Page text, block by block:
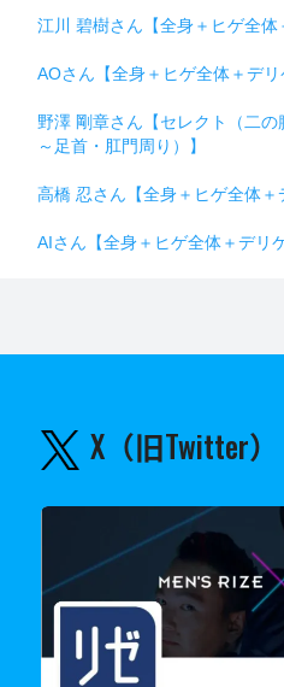
江川 碧樹さん【全身＋ヒゲ全体
AOさん【全身＋ヒゲ全体＋デリ
野澤 剛章さん【セレクト（二
～足首・肛門周り）】
高橋 忍さん【全身＋ヒゲ全体＋
AIさん【全身＋ヒゲ全体＋デリ
X（旧Twitter）